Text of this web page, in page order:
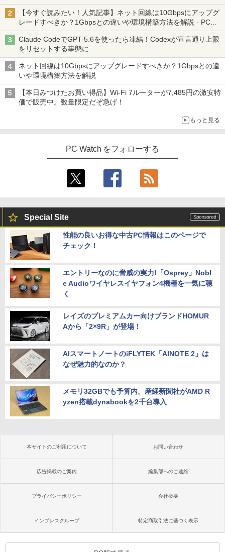
の静音化を追求
【今すぐ読みたい！人気記事】ネット回線は10Gbpsにアップグ
レードすべきか？1Gbpsとの違いや環境構築方法を解説 - PC
Watch
Claude CodeでGPT-5.6を使ったら凍結！Codexが宣言通り上限
をリセットする事態に
ネット回線は10Gbpsにアップグレードすべきか？1Gbpsとの違
いや環境構築方法を解説
【本日みつけたお買い得品】Wi-Fi 7ルーターが7,485円の激安特
価で販売中。数量限定だぞ急げ！
もっと見る
PC Watch をフォローする
Special Site
性能の良いお得な中古PC情報はこのページで
チェック！
エントリーなのに脅威の実力!「Osprey」Nobl
e Audioワイヤレスイヤフォン4機種を一気に聴
く
レイズのプレミアムカー向けブランドHOMUR
Aから「2×9R」が登場！
AIスマートノートのiFLYTEK「AINOTE 2」は
なぜ魅力的なのか？
メモリ32GBでも予算内。産経新聞社がAMD R
yzen搭載dynabookを2千台導入
本サイトのご利用について お問い合わせ
広告掲載のご案内 編集部へのご連絡
プライバシーポリシー 会社概要
インプレスグループ 特定商取引法に基づく表示